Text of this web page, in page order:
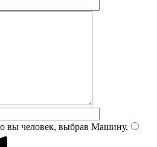
вы человек, выбрав Машину.